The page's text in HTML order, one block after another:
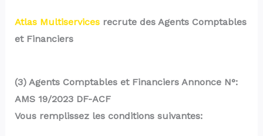
Atlas Multiservices recrute des Agents Comptables
et Financiers
(3) Agents Comptables et Financiers Annonce N°:
AMS 19/2023 DF-ACF
Vous remplissez les conditions suivantes: